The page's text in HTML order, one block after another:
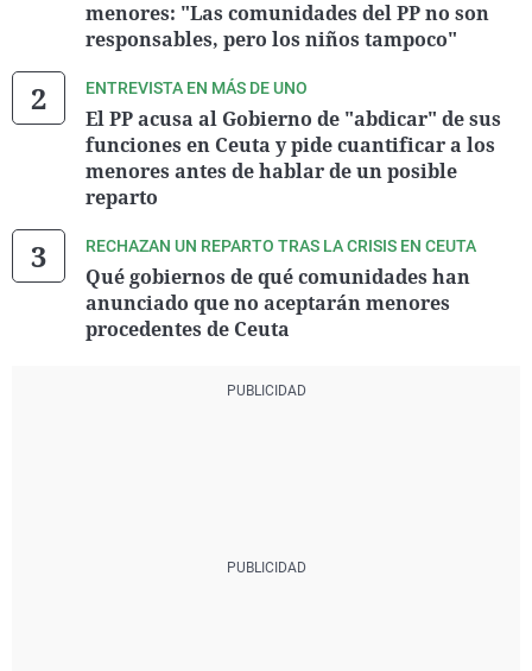
menores: "Las comunidades del PP no son
responsables, pero los niños tampoco"
ENTREVISTA EN MÁS DE UNO
El PP acusa al Gobierno de "abdicar" de sus
funciones en Ceuta y pide cuantificar a los
menores antes de hablar de un posible
reparto
RECHAZAN UN REPARTO TRAS LA CRISIS EN CEUTA
Qué gobiernos de qué comunidades han
anunciado que no aceptarán menores
procedentes de Ceuta